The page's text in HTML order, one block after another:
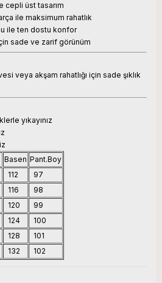
cepli üst tasarım
ile maksimum rahatlık
ile ten dostu konfor
sade ve zarif görünüm
veya akşam rahatlığı için sade şıklık
yıkayınız
Basen Pant.Boy
112
97
116
98
120
99
124
100
128
101
132 102